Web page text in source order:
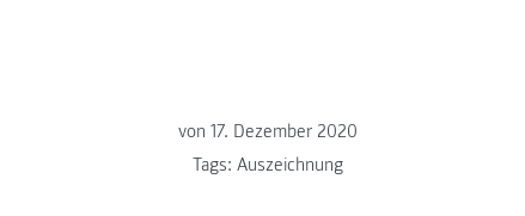
von 17. Dezember 2020
Tags: Auszeichnung